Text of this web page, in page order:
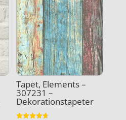
Tapet, Elements –
307231 –
Dekorationstapeter